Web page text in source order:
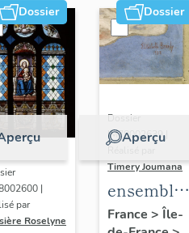
Dossier
|
par
Roselyne
Dossier
Aperçu
Dossier
IM78002639 |
Timery Joumana
ensemble
de cinq
France > Île-